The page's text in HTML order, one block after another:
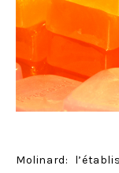
Molinard: